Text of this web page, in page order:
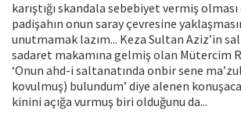
karıştığı skandala sebebiyet vermiş olması
padişahın onun saray çevresine
unutmamak lazım... Keza Sultan Aziz’in
sadaret makamına gelmiş olan Mütercim
‘Onun ahd-i saltanatında onbir sene
kovulmuş) bulundum’ diye alenen
kinini açığa vurmuş biri olduğunu da...